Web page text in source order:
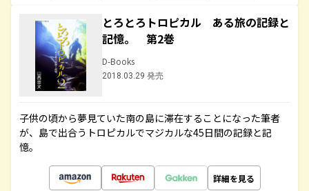
とろとろトロピカル ある旅の記録と
記憶。 第2巻
D-Books
2018.03.29 発売
子供の頃から夢見ていた南の島に滞在することになった筆者
が、島で出合うトロピカルでマジカルな45日間の記録と記
憶。
詳細を見る